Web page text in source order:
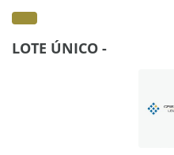
LOTE ÚNICO -